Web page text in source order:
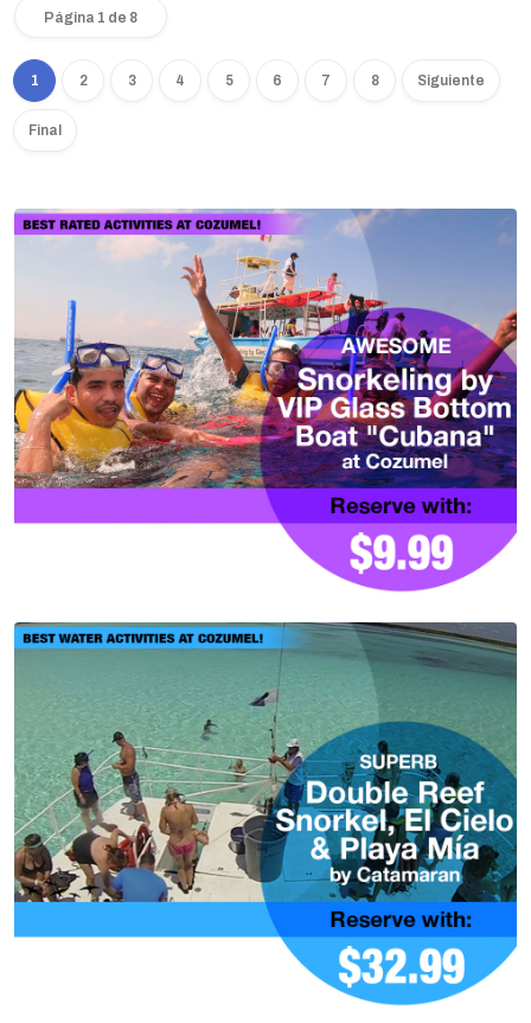
Página 1 de 8
1 2 3 4 5 6 7 8 Siguiente
Final